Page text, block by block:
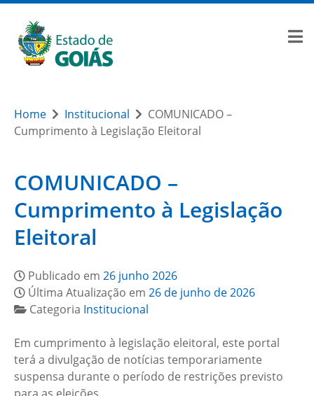
Home Institucional
COMUNICADO –
Cumprimento à Legislação Eleitoral
COMUNICADO –
Cumprimento à Legislação
Eleitoral
Publicado em 26 junho 2026
Última Atualização em 26 de junho de 2026
Categoria Institucional
Em cumprimento à legislação eleitoral, este portal
terá a divulgação de notícias temporariamente
suspensa durante o período de restrições previsto